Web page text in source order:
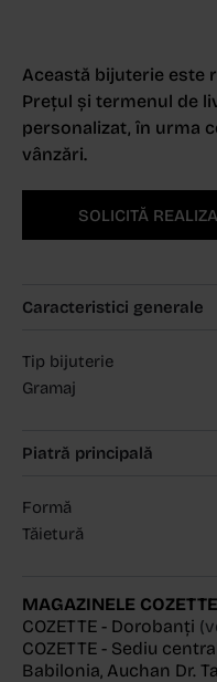
Această bijuterie este
Prețul și termenul de
personalizat, în urma
vânzări.
SOLICITĂ
Caracteristici generale
Tip bijuterie
Gramaj
Piatră principală
Formă
Tăietură
MAGAZINELE COZETTE
COZETTE - Dorobanți
COZETTE - Sediu
Babilonia, Auchan Dr.